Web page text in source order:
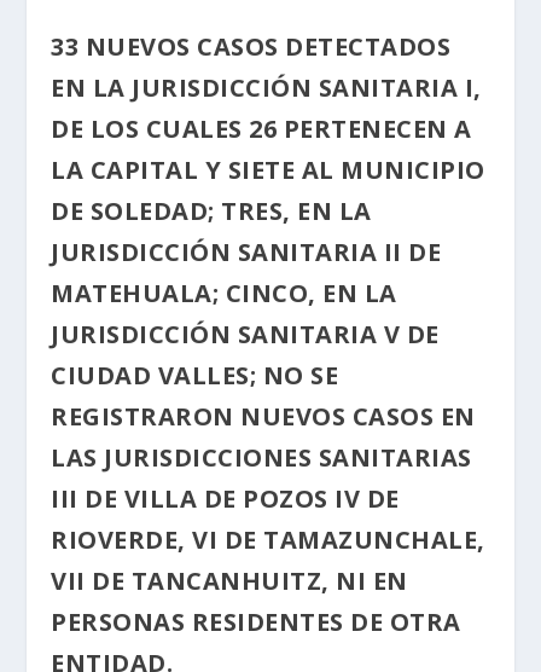
33 NUEVOS CASOS DETECTADOS
EN LA JURISDICCIÓN SANITARIA I,
DE LOS CUALES 26 PERTENECEN A
LA CAPITAL Y SIETE AL MUNICIPIO
DE SOLEDAD; TRES, EN LA
JURISDICCIÓN SANITARIA II DE
MATEHUALA; CINCO, EN LA
JURISDICCIÓN SANITARIA V DE
CIUDAD VALLES; NO SE
REGISTRARON NUEVOS CASOS EN
LAS JURISDICCIONES SANITARIAS
III DE VILLA DE POZOS IV DE
RIOVERDE, VI DE TAMAZUNCHALE,
VII DE TANCANHUITZ, NI EN
PERSONAS RESIDENTES DE OTRA
ENTIDAD.